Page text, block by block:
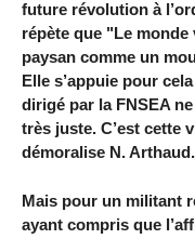
future révolution à
répète que "Le
paysan comme un
Elle s’appuie pour
dirigé par la FNSEA
très juste. C’est cette
démoralise N. Arthaud.
Mais pour un militant
ayant compris que